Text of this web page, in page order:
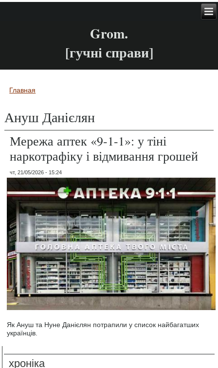
Grom.
[гучні справи]
Вы здесь
Главная
Ануш Данієлян
Мережа аптек «9-1-1»: у тіні
наркотрафіку і відмивання грошей
чт, 21/05/2026 - 15:24
Як Ануш та Нуне Данієлян потрапили у список найбагатших
українців.
хроніка